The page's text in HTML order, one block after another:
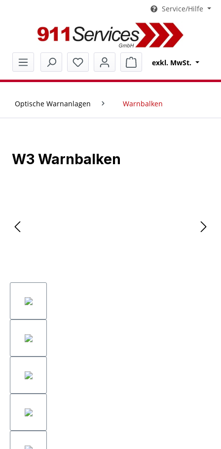
Service/Hilfe
Warenkorb enthält 0
exkl. MwSt.
Optische Warnanlagen Warnbalken
W3 Warnbalken